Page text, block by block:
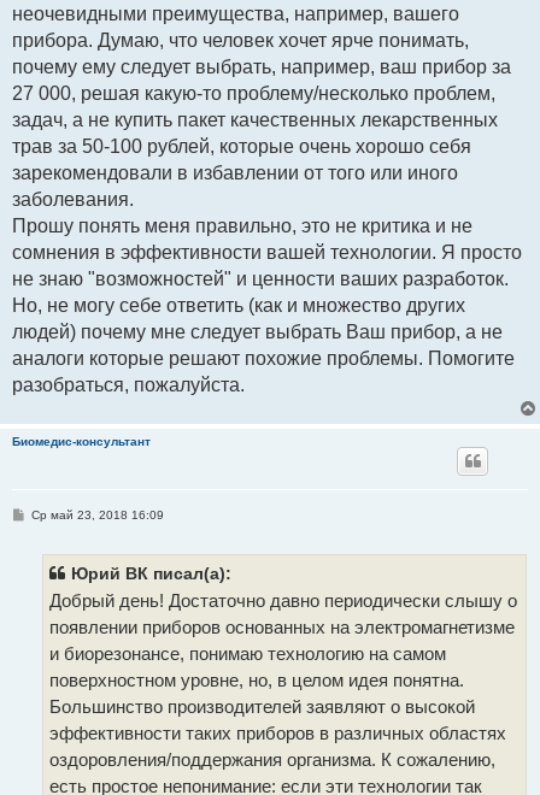
неочевидными преимущества, например, вашего
прибора. Думаю, что человек хочет ярче понимать,
почему ему следует выбрать, например, ваш прибор за
27 000, решая какую-то проблему/несколько проблем,
задач, а не купить пакет качественных лекарственных
трав за 50-100 рублей, которые очень хорошо себя
зарекомендовали в избавлении от того или иного
заболевания.
Прошу понять меня правильно, это не критика и не
сомнения в эффективности вашей технологии. Я просто
не знаю "возможностей" и ценности ваших разработок.
Но, не могу себе ответить (как и множество других
людей) почему мне следует выбрать Ваш прибор, а не
аналоги которые решают похожие проблемы. Помогите
разобраться, пожалуйста.
Биомедис-консультант
ССр май 23, 2018 16:09
Юрий ВК писал(а):
Добрый день! Достаточно давно периодически слышу о
появлении приборов основанных на электромагнетизме
и биорезонансе, понимаю технологию на самом
поверхностном уровне, но, в целом идея понятна.
Большинство производителей заявляют о высокой
эффективности таких приборов в различных областях
оздоровления/поддержания организма. К сожалению,
есть простое непонимание: если эти технологии так